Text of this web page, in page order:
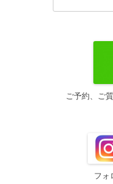
ご予約、ご
フォ